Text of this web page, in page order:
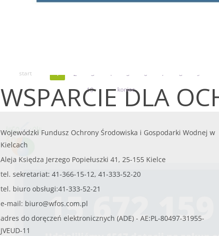
WSPARCIE DLA
Konsultanci obsługujący infolinię,
Mikroretencja - aktualności Liczba artykułów: 4
start 1 2 3 4 5 6 7 8
9
10
koniec
Wojewódzki Fundusz Ochrony Środowiska i Gospodarki Wodnej w
Kielcach
Aleja Księdza Jerzego Popiełuszki 41, 25-155 Kielce
tel. sekretariat: 41-366-15-12, 41-333-52-20
tel. biuro obsługi:41-333-52-21
e-mail: biuro@wfos.com.pl
adres do doręczeń elektronicznych (ADE) - AE:PL-80497-31955-
JVEUD-11